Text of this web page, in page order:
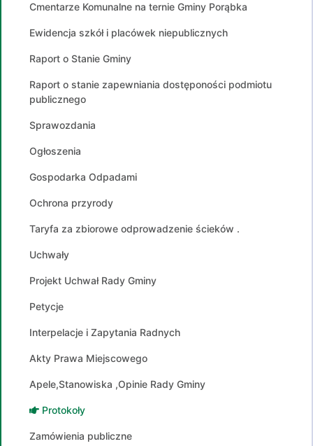
Cmentarze Komunalne na ternie Gminy Porąbka
Ewidencja szkół i placówek niepublicznych
Raport o Stanie Gminy
Raport o stanie zapewniania dostęponości podmiotu
publicznego
Sprawozdania
Ogłoszenia
Gospodarka Odpadami
Ochrona przyrody
Taryfa za zbiorowe odprowadzenie ścieków .
Uchwały
Projekt Uchwał Rady Gminy
Petycje
Interpelacje i Zapytania Radnych
Akty Prawa Miejscowego
Apele,Stanowiska ,Opinie Rady Gminy
Protokoły
Zamówienia publiczne